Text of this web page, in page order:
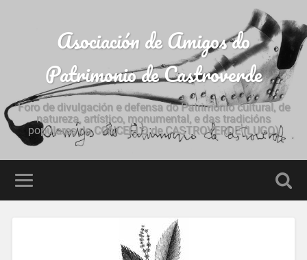
Asociación de Amigos do
Patrimonio de Castroverde
Foro de divulgación e defensa do Patrimonio cultural, de
natureza, artístico, monumental, e das tradicións
populares do CONCELLO de CASTROVERDE (LUGO)